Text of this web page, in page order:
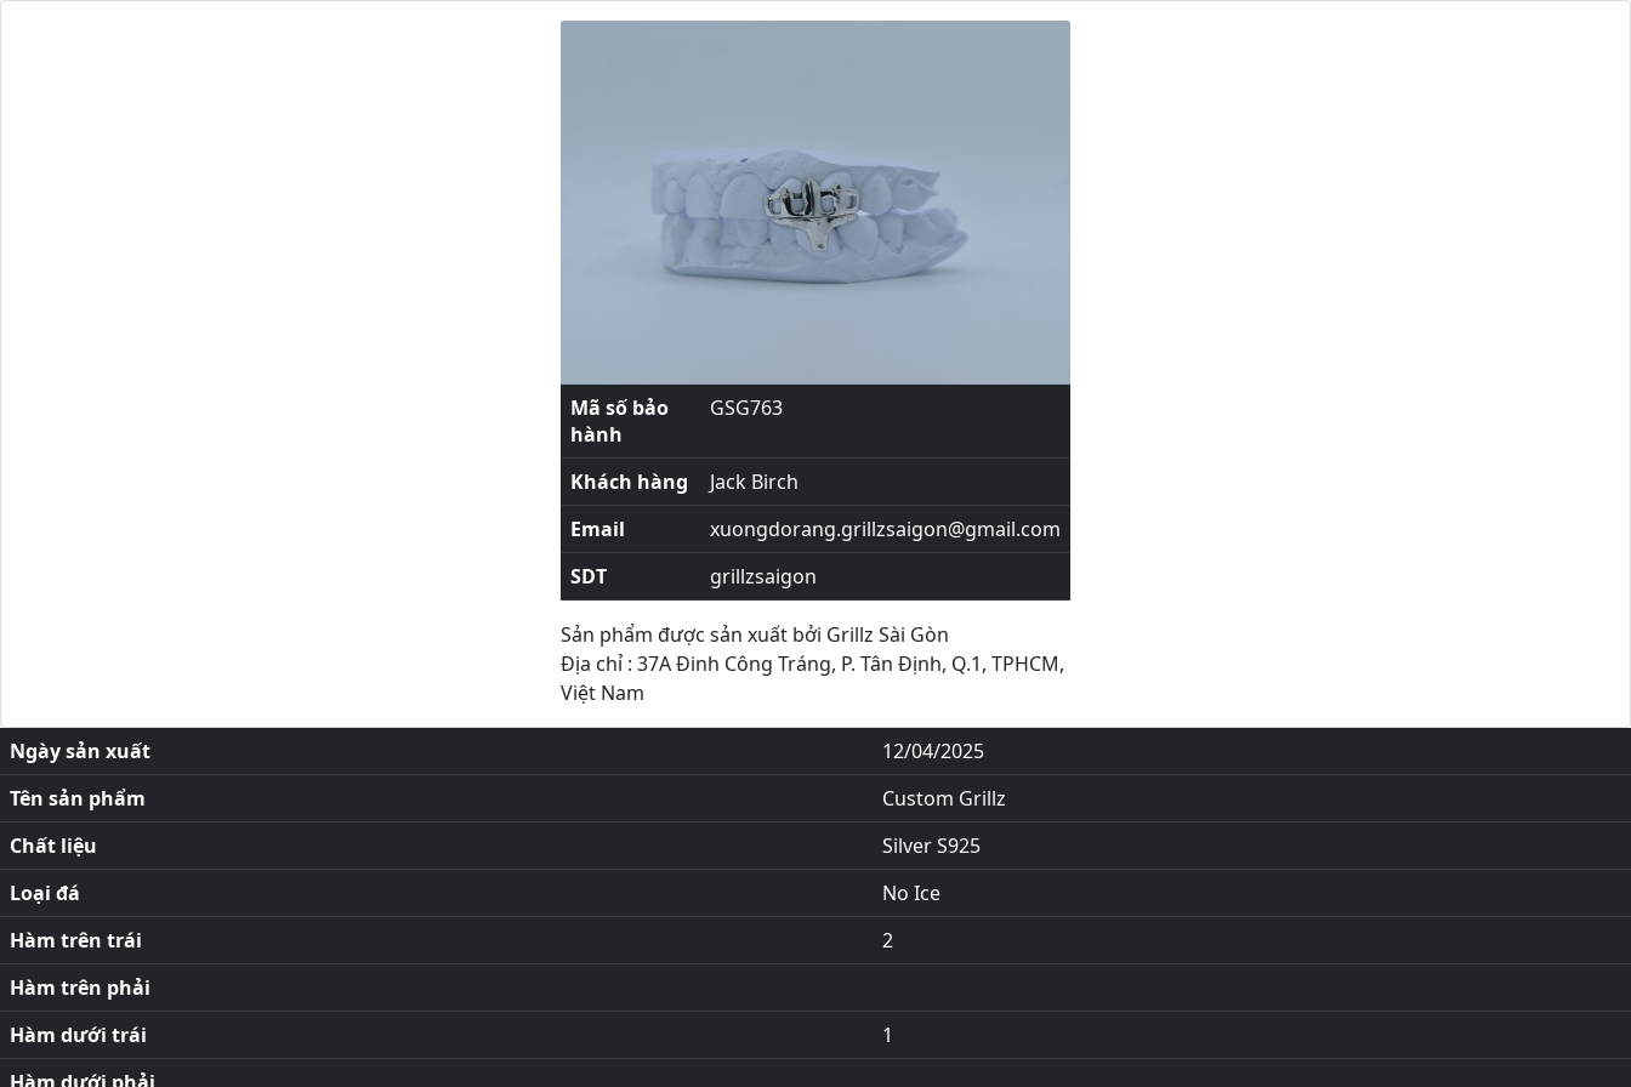
Mã số bảo
hành
GSG763
Khách hàng
Jack Birch
Email
xuongdorang.grillzsaigon@gmail.com
SDT
grillzsaigon
Sản phẩm được sản xuất bởi Grillz Sài Gòn
Địa chỉ : 37A Đinh Công Tráng, P. Tân Định, Q.1, TPHCM,
Việt Nam
Ngày sản xuất
12/04/2025
Tên sản phẩm
Custom Grillz
Chất liệu
Silver S925
Loại đá
No Ice
Hàm trên trái
2
Hàm trên phải
Hàm dưới trái
1